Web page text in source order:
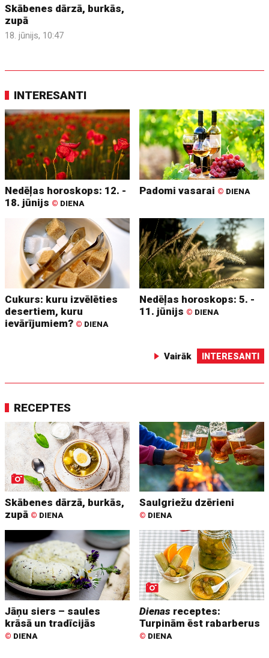
Skābenes dārzā, burkās,
zupā
18. jūnijs, 10:47
INTERESANTI
Nedēļas horoskops: 12. -
18. jūnijs © DIENA
Padomi vasarai © DIENA
Cukurs: kuru izvēlēties
desertiem, kuru
ievārījumiem? © DIENA
Nedēļas horoskops: 5. -
11. jūnijs © DIENA
Vairāk INTERESANTI
RECEPTES
Skābenes dārzā, burkās,
zupā © DIENA
Saulgriežu dzērieni
© DIENA
Jāņu siers – saules
krāsā un tradīcijās
© DIENA
Dienas receptes:
Turpinām ēst rabarberus
© DIENA